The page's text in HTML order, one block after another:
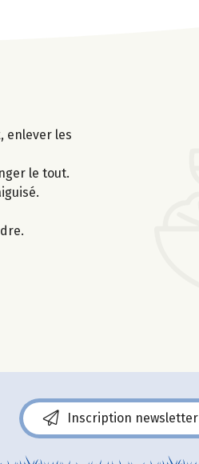
enlever les
le tout.
Inscription newsletter